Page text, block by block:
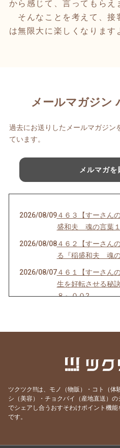
から感じて、言ってもらえ
そんなことを考えて、接
は無限大に楽しくなりま
メールマガジン
過去にお送りしたメールマガジン
ています。
メルマガを
2026/08/09４６３【すーさん
盛和夫 魂の言葉
2026/08/08４６２【すーさん
る『稲盛和夫 魂
2026/08/07４６１【すーさん
生を好転させる秘
８』００2
４５８【すーさん
2026/08/02４５７【すーさん
康はない
ツクツク!!!は、モノ（物販）・コト（体
シ（美容）・チョクバイ（産地直送）の
でシェアし合うおすそわけポイント機
です。